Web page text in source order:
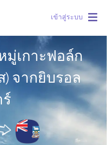
เข้าสู่ระบบ
มู่เกาะฟอล์ก
จากยิบรอล